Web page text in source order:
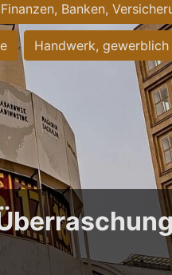
Finanzen, Banken,
Handwerk,